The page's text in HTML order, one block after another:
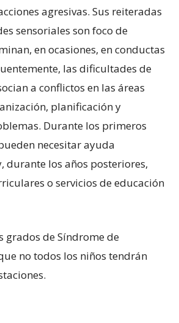
agresivas. Sus reiteradas
sensoriales son foco de
en ocasiones, en conductas
las dificultades de
a conflictos en las áreas
planificación y
Durante los primeros
necesitar ayuda
durante los años posteriores,
o servicios de educación
grados de Síndrome de
no todos los niños tendrán